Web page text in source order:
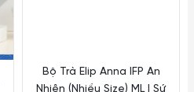
Bộ Trà Elip Anna IFP An
Nhiên (Nhiều Size) ML I Sứ